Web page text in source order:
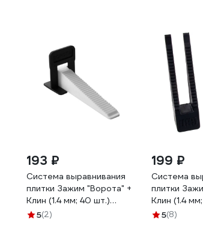
193 ₽
Система выравнивания
плитки Зажим "Ворота" +
Клин (1.4 мм; 40 шт.)
DECOR 559-4040
5(2)
199 ₽
Система
плитки
Клин (1.4
DECOR
5(8)